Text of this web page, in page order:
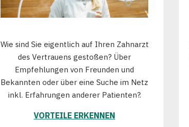
Wie sind Sie eigentlich auf Ihren Zahnarzt
des Vertrauens gestoßen? Über
Empfehlungen von Freunden und
Bekannten oder über eine Suche im Netz
inkl. Erfahrungen anderer Patienten?.
VORTEILE ERKENNEN